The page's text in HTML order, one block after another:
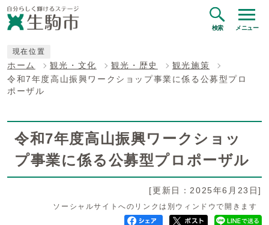
検索 メニュー
現在位置
ホーム 観光・文化 観光・歴史
観光施策
令和7年度高山振興ワークショップ事業に係る公募型プロ
ポーザル
令和7年度高山振興ワークショッ
プ事業に係る公募型プロポーザル
[更新日：2025年6月23日]
ソーシャルサイトへのリンクは別ウィンドウで開きます